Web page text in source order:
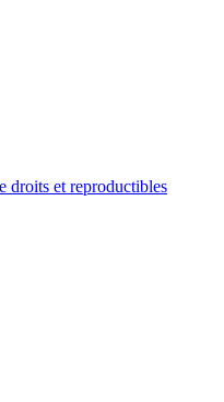
droits et reproductibles